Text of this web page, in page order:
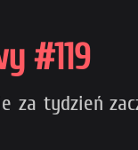
#119
za tydzień